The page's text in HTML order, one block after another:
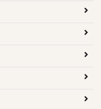
応した住宅メーカー・ ...